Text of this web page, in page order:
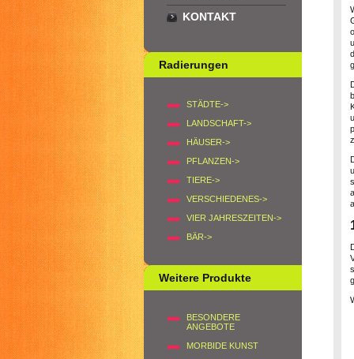
KONTAKT
Radierungen
STÄDTE->
LANDSCHAFT->
HÄUSER->
PFLANZEN->
TIERE->
VERSCHIEDENES->
VIER JAHRESZEITEN->
BÄR->
Weitere Produkte
BESONDERE
ANGEBOTE
MORBIDE KUNST